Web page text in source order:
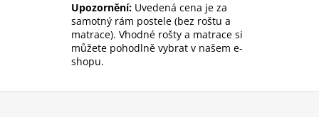
Upozornění: Uvedená cena je za
samotný rám postele (bez roštu a
matrace). Vhodné rošty a matrace si
můžete pohodlně vybrat v našem e-
shopu.